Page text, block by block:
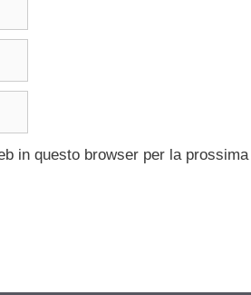
in questo browser per la